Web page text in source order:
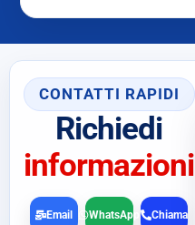
CONTATTI RAPIDI
Richiedi
informazioni
Chiama
Email WhatsApp